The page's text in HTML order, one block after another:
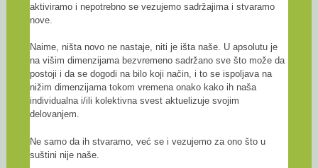
aktiviramo i nepotrebno se vezujemo sadržajima i stvaramo
nove.
Naime, ništa novo ne nastaje, niti je išta naše. U apsolutu je
na višim dimenzijama bezvremeno sadržano sve što može da
postoji i da se dogodi na bilo koji način, i to se ispoljava na
nižim dimenzijama tokom vremena onako kako ih naša
individualna i/ili kolektivna svest aktuelizuje svojim
delovanjem.
Ne samo da ih stvaramo, već se i vezujemo za ono što u
suštini nije naše.